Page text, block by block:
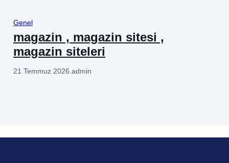
Genel
magazin , magazin sitesi ,
magazin siteleri
21 Temmuz 2026 admin